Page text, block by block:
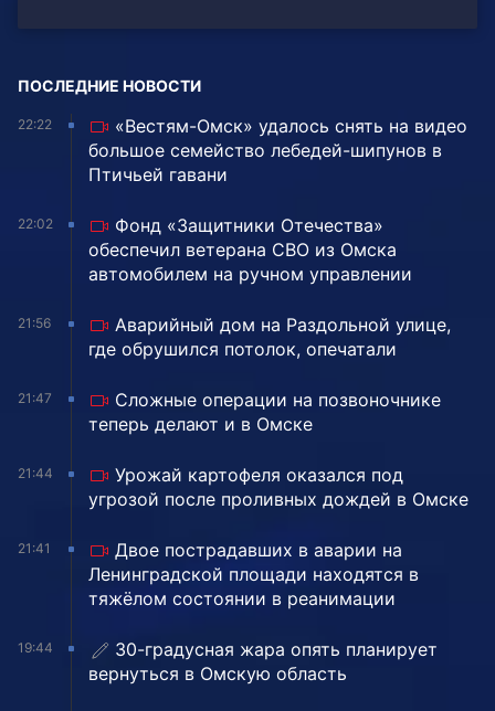
ПОСЛЕДНИЕ НОВОСТИ
22:22
«Вестям-Омск» удалось снять на видео
большое семейство лебедей-шипунов в
Птичьей гавани
22:02
Фонд «Защитники Отечества»
обеспечил ветерана СВО из Омска
автомобилем на ручном управлении
21:56
Аварийный дом на Раздольной улице,
где обрушился потолок, опечатали
21:47
Сложные операции на позвоночнике
теперь делают и в Омске
21:44
Урожай картофеля оказался под
угрозой после проливных дождей в Омске
21:41
Двое пострадавших в аварии на
Ленинградской площади находятся в
тяжёлом состоянии в реанимации
19:44
30-градусная жара опять планирует
вернуться в Омскую область